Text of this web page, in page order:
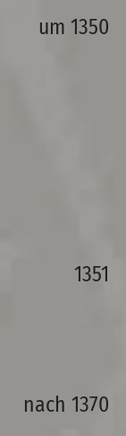
um 1350
1351
nach 1370